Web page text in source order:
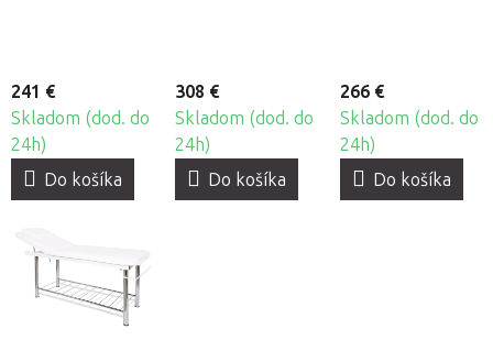
241 €
Skladom (dod. do
24h)
Do košíka
308 €
Skladom (dod. do
24h)
Do košíka
266 €
Skladom (dod. do
24h)
Do košíka